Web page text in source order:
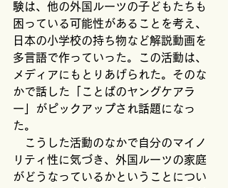
験は、他の外国ルーツの子どもたちも
困っている可能性があることを考え、
日本の小学校の持ち物など解説動画を
多言語で作っていった。この活動は、
メディアにもとりあげられた。そのな
かで話した「ことばのヤングケアラ
ー」がピックアップされ話題になっ
た。
こうした活動のなかで自分のマイノ
リティ性に気づき、外国ルーツの家庭
がどうなっているかということについ